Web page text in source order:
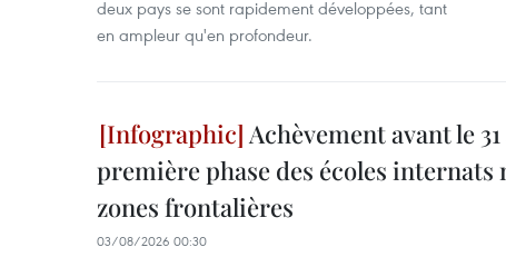
deux pays se sont rapidement développées, tant
en ampleur qu'en profondeur.
Achèvement avant le
première phase des écoles
zones frontalières
03/08/2026 00:30